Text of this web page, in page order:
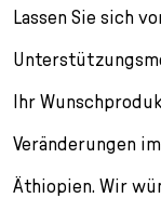
g
e
e
l
c
Lassen Sie sich
Ihr
Veränderungen
Äthiopien. Wir